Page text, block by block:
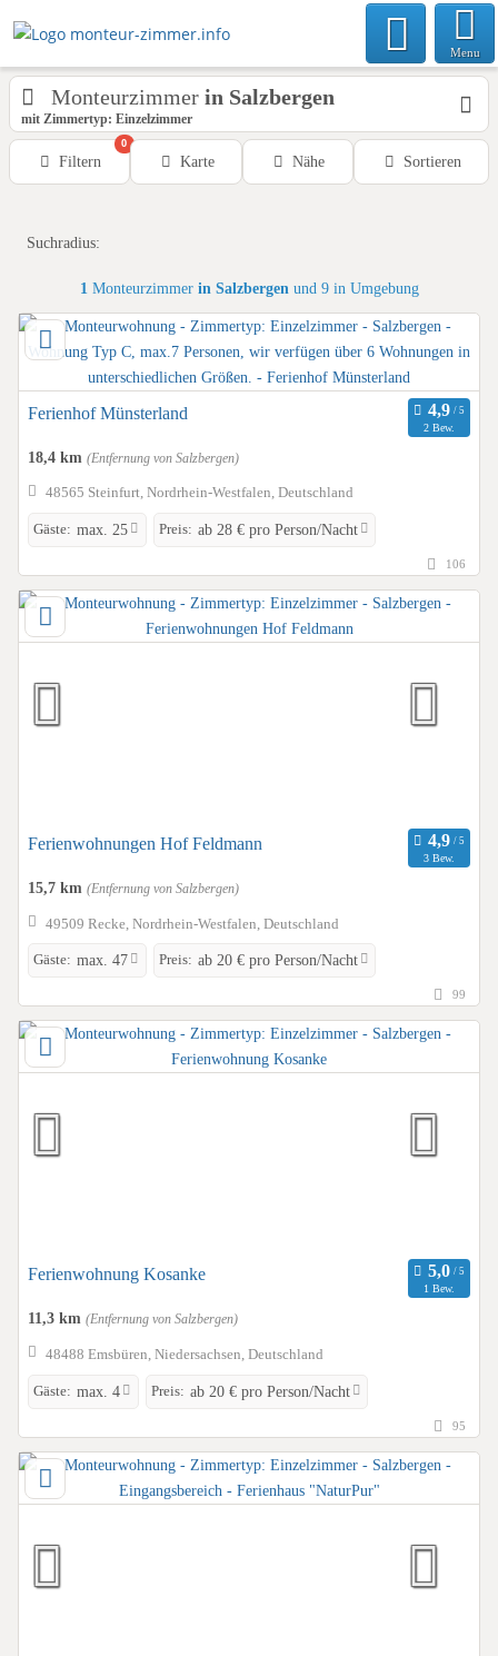
Menu
Monteurzimmer in Salzbergen
mit Zimmertyp: Einzelzimmer
Filtern
0
Karte Nähe Sortieren
Suchradius:
1 Monteurzimmer in Salzbergen und 9 in Umgebung
Ferienhof Münsterland
2 Bew.
18,4 km (Entfernung von Salzbergen)
48565 Steinfurt, Nordrhein-Westfalen, Deutschland
Gäste: max. 25 Preis: ab 28 € pro Person/Nacht
106
Ferienwohnungen Hof Feldmann
3 Bew.
15,7 km (Entfernung von Salzbergen)
49509 Recke, Nordrhein-Westfalen, Deutschland
Gäste: max. 47 Preis: ab 20 € pro Person/Nacht
99
Ferienwohnung Kosanke
1 Bew.
11,3 km (Entfernung von Salzbergen)
48488 Emsbüren, Niedersachsen, Deutschland
Gäste: max. 4 Preis: ab 20 € pro Person/Nacht
95